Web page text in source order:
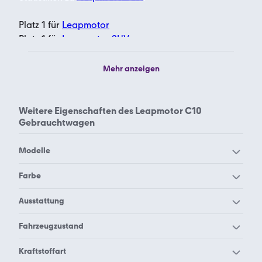
Platz 1 für Leapmotor
Platz 1 für Leapmotor SUV
Mehr anzeigen
Weitere Eigenschaften des Leapmotor C10
Gebrauchtwagen
Modelle
Leapmotor B10
Farbe
Leapmotor C10 grau
Ausstattung
Leapmotor C10 mit
Leapmotor C10
Fahrzeugzustand
Leapmotor C10
Kraftstoffart